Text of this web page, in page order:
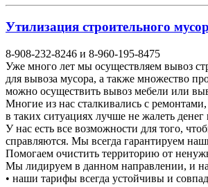
Утилизация строительного
8-908-232-8246 и 8-960-195-8475
Уже много лет мы осуществляем вывоз
для вывоза мусора, а также множество
можно осуществить вывоз мебели или
Многие из нас сталкивались с
в таких ситуациях лучше не жалеть
У нас есть все возможности для того,
справляются. Мы всегда гарантируем
Помогаем очистить территорию от
Мы лидируем в данном направлении, и
• наши тарифы всегда устойчивы и